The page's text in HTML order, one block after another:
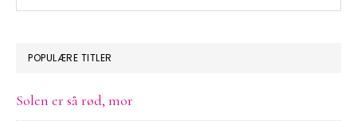
POPULÆRE TITLER
Solen er så rød, mor